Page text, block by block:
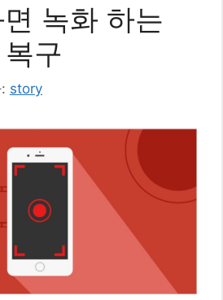
녹화 하는
구
story